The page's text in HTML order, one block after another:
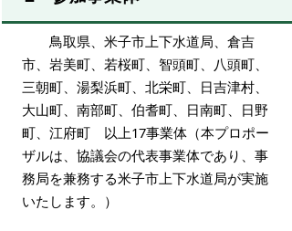
鳥取県、米子市上下水道局、倉吉
市、岩美町、若桜町、智頭町、八頭町、
三朝町、湯梨浜町、北栄町、日吉津村、
大山町、南部町、伯耆町、日南町、日野
町、江府町 以上17事業体（本プロポー
ザルは、協議会の代表事業体であり、事
務局を兼務する米子市上下水道局が実施
いたします。）